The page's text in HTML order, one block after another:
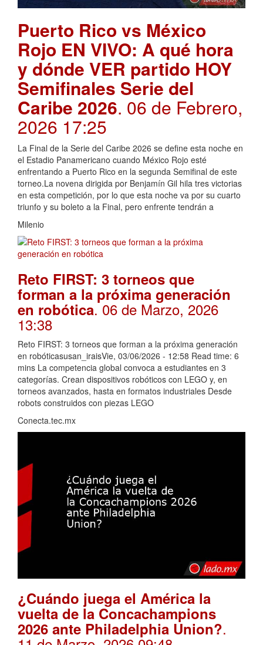
Puerto Rico vs México
Rojo EN VIVO: A qué hora
y dónde VER partido HOY
Semifinales Serie del
Caribe 2026. 06 de Febrero,
2026 17:25
La Final de la Serie del Caribe 2026 se define esta noche en
el Estadio Panamericano cuando México Rojo esté
enfrentando a Puerto Rico en la segunda Semifinal de este
torneo.La novena dirigida por Benjamín Gil hila tres victorias
en esta competición, por lo que esta noche va por su cuarto
triunfo y su boleto a la Final, pero enfrente tendrán a
Milenio
Reto FIRST: 3 torneos que
forman a la próxima generación
en robótica. 06 de Marzo, 2026
13:38
Reto FIRST: 3 torneos que forman a la próxima generación
en robóticasusan_iraisVie, 03/06/2026 - 12:58 Read time: 6
mins La competencia global convoca a estudiantes en 3
categorías. Crean dispositivos robóticos con LEGO y, en
torneos avanzados, hasta en formatos industriales Desde
robots construidos con piezas LEGO
Conecta.tec.mx
¿Cuándo juega el América la
vuelta de la Concachampions
2026 ante Philadelphia Union?.